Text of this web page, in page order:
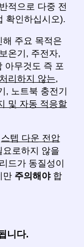
적으로 다중 전
확인하십시오).
해 주요 목적은
온기, 주전자,
아무것도 즉 포
리하지 않는,
, 노트북 충전기
및 자동 적응할
스텝 다운 전압
요로하지 않을
드가 동질성이
만 주의해야 합
니다.